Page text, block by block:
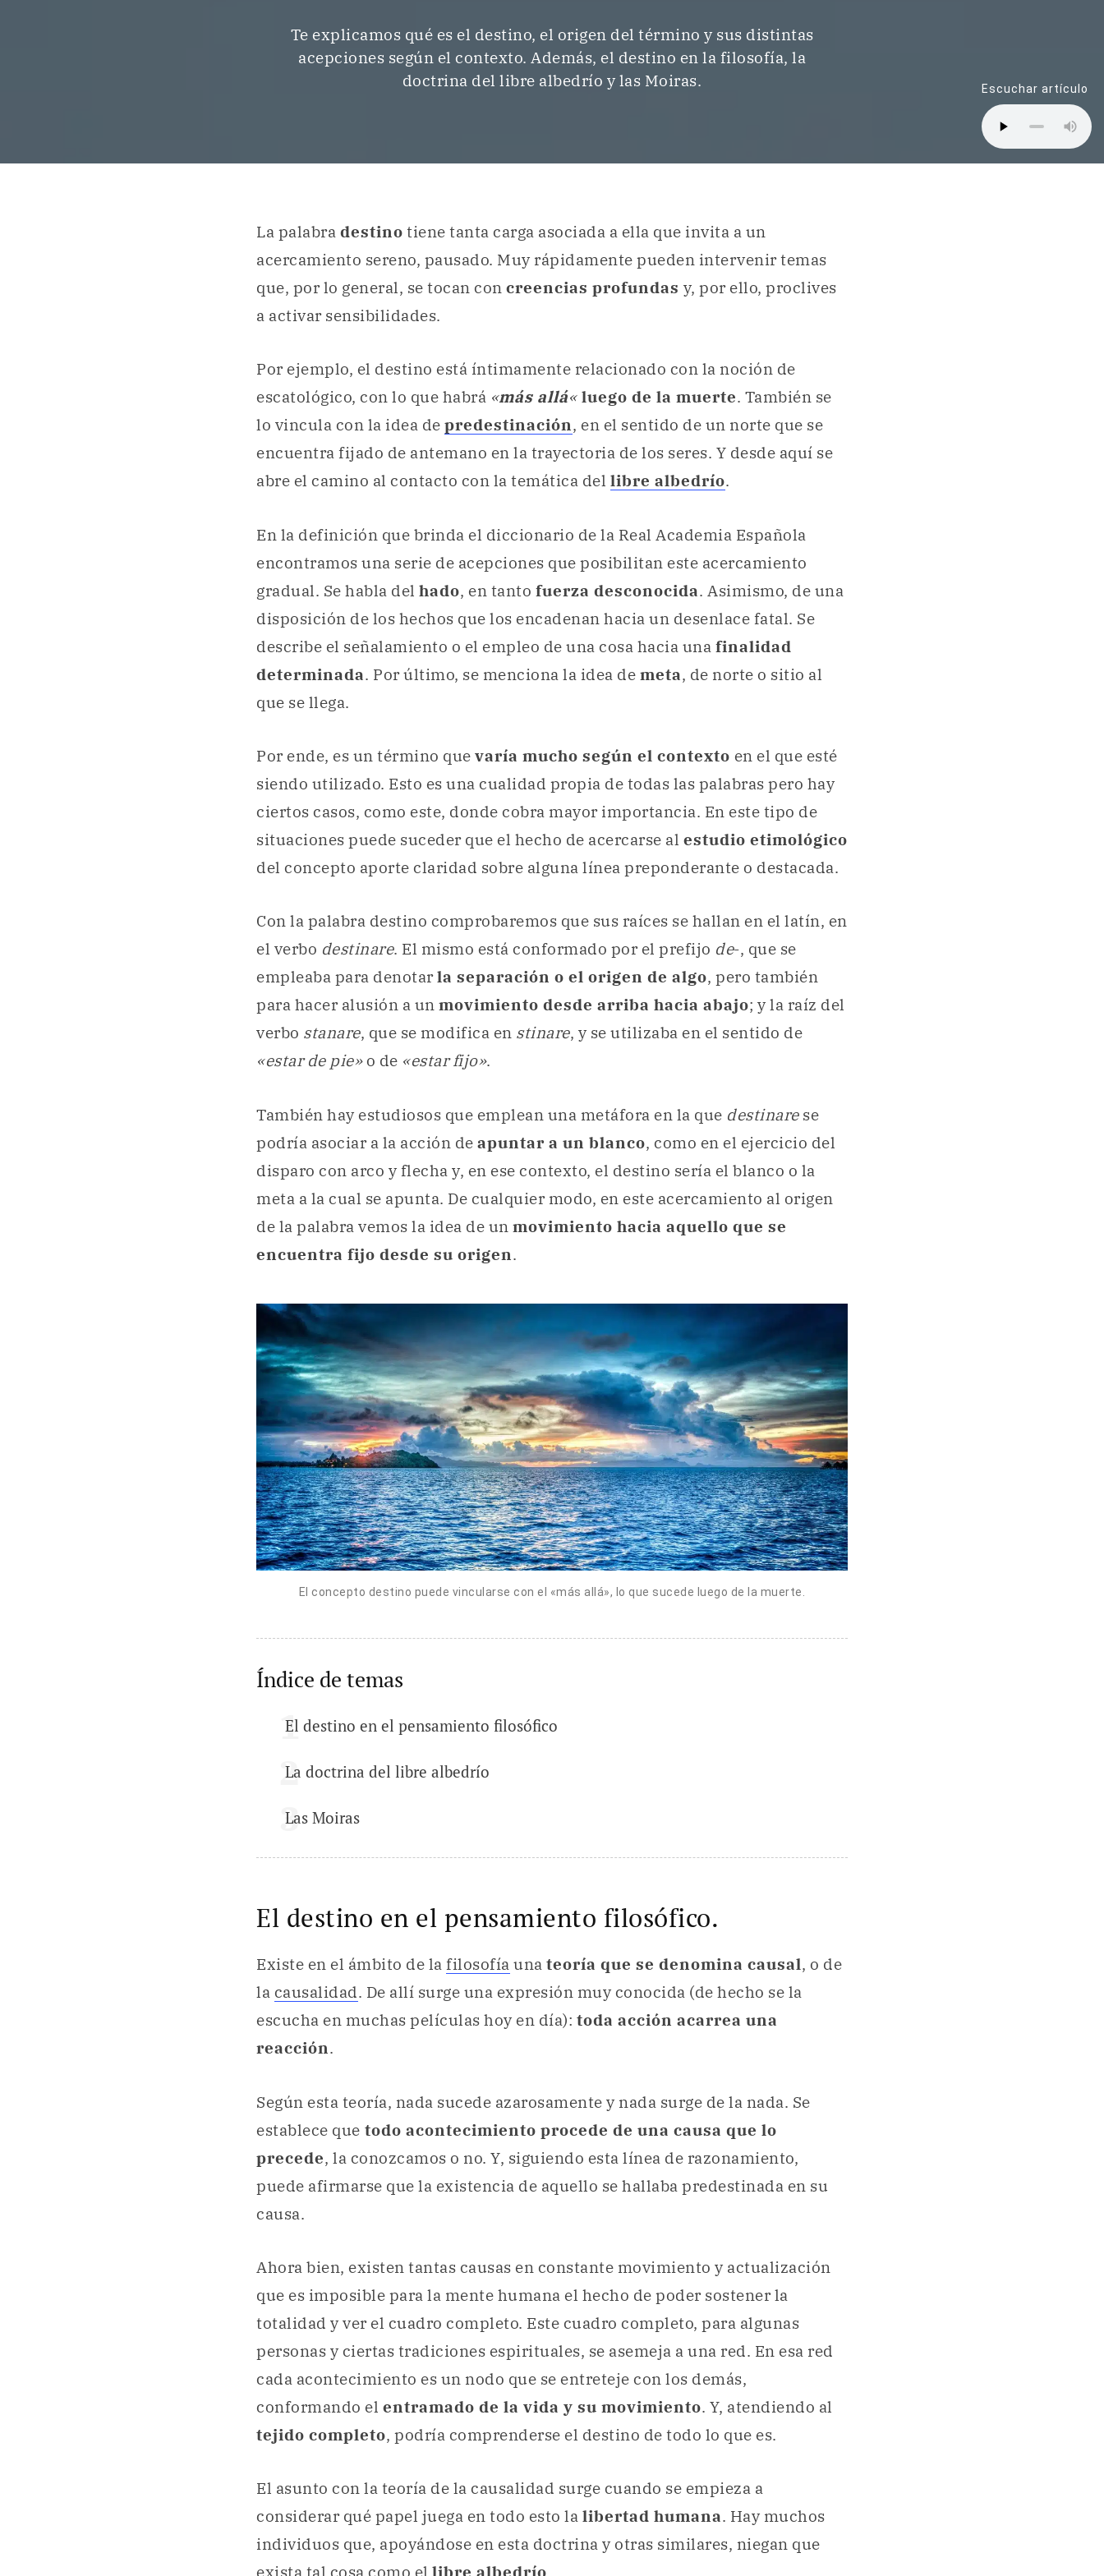
Te explicamos qué es el destino, el origen del término y sus distintas
acepciones según el contexto. Además, el destino en la filosofía, la
doctrina del libre albedrío y las Moiras.
Escuchar artículo
La palabra destino tiene tanta carga asociada a ella que invita a un
acercamiento sereno, pausado. Muy rápidamente pueden intervenir temas
que, por lo general, se tocan con creencias profundas y, por ello, proclives
a activar sensibilidades.
Por ejemplo, el destino está íntimamente relacionado con la noción de
escatológico, con lo que habrá «más allá«luego de la muerte. También se
lo vincula con la idea de predestinación, en el sentido de un norte que se
encuentra fijado de antemano en la trayectoria de los seres. Y desde aquí se
abre el camino al contacto con la temática del libre albedrío.
En la definición que brinda el diccionario de la Real Academia Española
encontramos una serie de acepciones que posibilitan este acercamiento
gradual. Se habla del hado, en tanto fuerza desconocida. Asimismo, de una
disposición de los hechos que los encadenan hacia un desenlace fatal. Se
describe el señalamiento o el empleo de una cosa hacia una finalidad
determinada. Por último, se menciona la idea de meta, de norte o sitio al
que se llega.
Por ende, es un término que varía mucho según el contexto en el que esté
siendo utilizado. Esto es una cualidad propia de todas las palabras pero hay
ciertos casos, como este, donde cobra mayor importancia. En este tipo de
situaciones puede suceder que el hecho de acercarse al estudio etimológico
del concepto aporte claridad sobre alguna línea preponderante o destacada.
Con la palabra destino comprobaremos que sus raíces se hallan en el latín, en
el verbo destinare. El mismo está conformado por el prefijo de-, que se
empleaba para denotarla separación o el origen de algo, pero también
para hacer alusión a un movimiento desde arriba hacia abajo; y la raíz del
verbo stanare, que se modifica en stinare, y se utilizaba en el sentido de
«estar de pie»o de «estar fijo».
También hay estudiosos que emplean una metáfora en la que destinarese
podría asociar a la acción de apuntar a un blanco, como en el ejercicio del
disparo con arco y flecha y, en ese contexto, el destino sería el blanco o la
meta a la cual se apunta. De cualquier modo, en este acercamiento al origen
de la palabra vemos la idea de un movimiento hacia aquello que se
encuentra fijo desde su origen.
El concepto destino puede vincularse con el «más allá», lo que sucede luego de la muerte.
Índice de temas
El destino en el pensamiento filosófico
La doctrina del libre albedrío
Las Moiras
El destino en el pensamiento filosófico.
Existe en el ámbito de la filosofía una teoría que se denomina causal, o de
la causalidad. De allí surge una expresión muy conocida (de hecho se la
escucha en muchas películas hoy en día): toda acción acarrea una
reacción.
Según esta teoría, nada sucede azarosamente y nada surge de la nada. Se
establece que todo acontecimiento procede de una causa que lo
precede, la conozcamos o no. Y, siguiendo esta línea de razonamiento,
puede afirmarse que la existencia de aquello se hallaba predestinada en su
causa.
Ahora bien, existen tantas causas en constante movimiento y actualización
que es imposible para la mente humana el hecho de poder sostener la
totalidad y ver el cuadro completo. Este cuadro completo, para algunas
personas y ciertas tradiciones espirituales, se asemeja a una red. En esa red
cada acontecimiento es un nodo que se entreteje con los demás,
conformando el entramado de la vida y su movimiento. Y, atendiendo al
tejido completo, podría comprenderse el destino de todo lo que es.
El asunto con la teoría de la causalidad surge cuando se empieza a
considerar qué papel juega en todo esto la libertad humana. Hay muchos
individuos que, apoyándose en esta doctrina y otras similares, niegan que